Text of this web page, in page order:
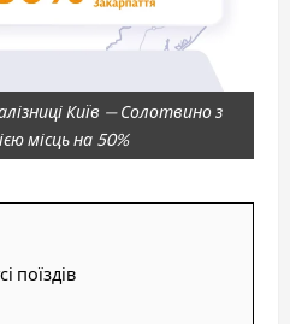
Київ — Солотвино з
місць на 50%
поїздів